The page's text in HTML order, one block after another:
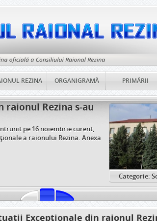
REZINA ORGANIGRAMĂ PRIMĂRII
raionul Rezina s-au
pe 16 noiembrie curent,
a raionului Rezina. Anexa
Categorie:
Excepționale din raionul